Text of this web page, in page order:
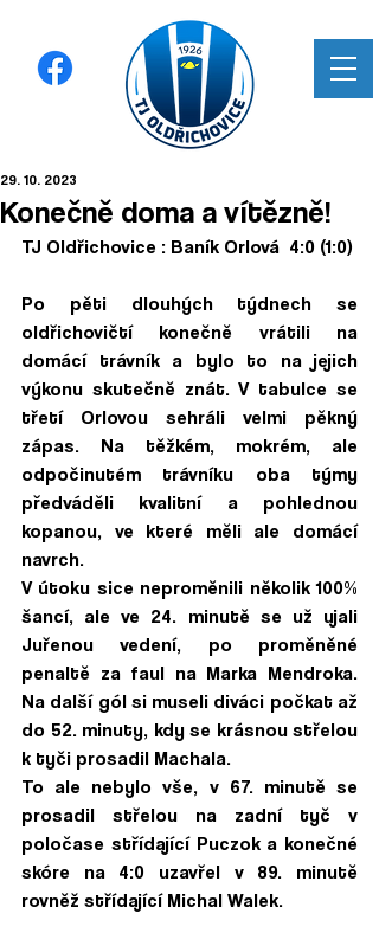
Konečně doma a vítězně!
29. 10. 2023
TJ Oldřichovice : Baník Orlová  4:0 (1:0)
Po pěti dlouhých týdnech se
oldřichovičtí konečně vrátili na
domácí trávník a bylo to na jejich
výkonu skutečně znát. V tabulce se
třetí Orlovou sehráli velmi pěkný
zápas. Na těžkém, mokrém, ale
odpočinutém trávníku oba týmy
předváděli kvalitní a pohlednou
kopanou, ve které měli ale domácí
navrch.
V útoku sice neproměnili několik 100%
šancí, ale ve 24. minutě se už ujali
Juřenou vedení, po proměněné
penaltě za faul na Marka Mendroka.
Na další gól si museli diváci počkat až
do 52. minuty, kdy se krásnou střelou
k tyči prosadil Machala.
To ale nebylo vše, v 67. minutě se
prosadil střelou na zadní tyč v
poločase střídající Puczok a konečné
skóre na 4:0 uzavřel v 89. minutě
rovněž střídající Michal Walek.